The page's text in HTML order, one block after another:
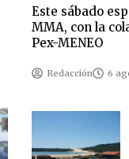
Este sábado
MMA, con la
Pex-MENEO
Redacción 6